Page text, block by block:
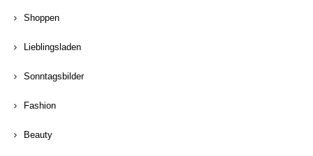
Shoppen
Lieblingsladen
Sonntagsbilder
Fashion
Beauty